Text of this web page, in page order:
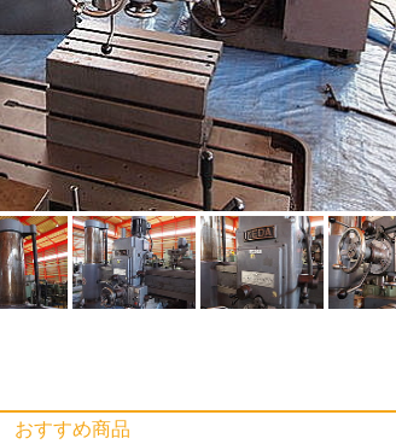
おすすめ商品